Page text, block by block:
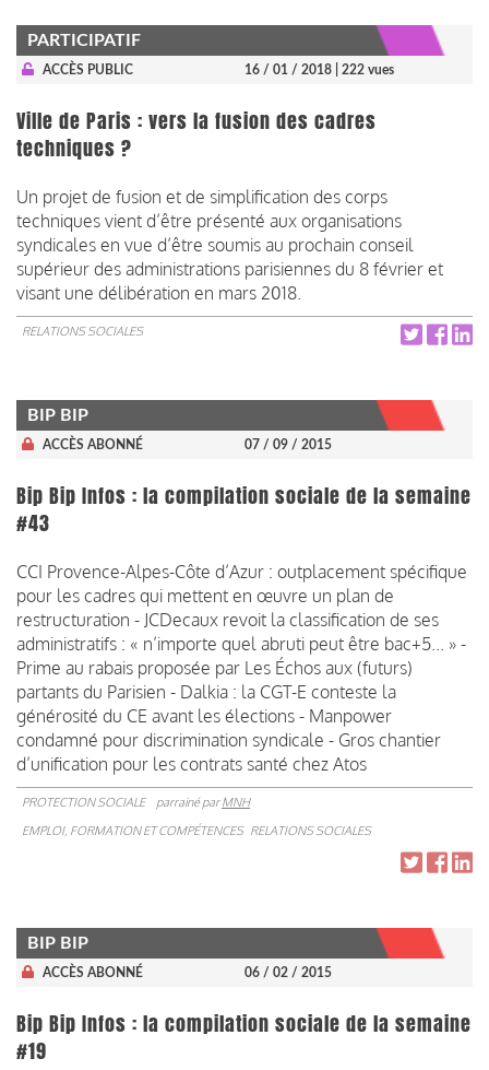
PARTICIPATIF
ACCÈS PUBLIC 16 / 01 / 2018 | 222 vues
Ville de Paris : vers la fusion des cadres
techniques ?
Un projet de fusion et de simplification des corps
techniques vient d’être présenté aux organisations
syndicales en vue d’être soumis au prochain conseil
supérieur des administrations parisiennes du 8 février et
visant une délibération en mars 2018.
RELATIONS SOCIALES
BIP BIP
ACCÈS ABONNÉ 07 / 09 / 2015
Bip Bip Infos : la compilation sociale de la semaine
#43
CCI Provence-Alpes-Côte d’Azur : outplacement spécifique
pour les cadres qui mettent en œuvre un plan de
restructuration - JCDecaux revoit la classification de ses
administratifs : « n’importe quel abruti peut être bac+5... » -
Prime au rabais proposée par Les Échos aux (futurs)
partants du Parisien - Dalkia : la CGT-E conteste la
générosité du CE avant les élections - Manpower
condamné pour discrimination syndicale - Gros chantier
d’unification pour les contrats santé chez Atos
PROTECTION SOCIALE parrainé parMNH
EMPLOI, FORMATION ET COMPÉTENCES RELATIONS SOCIALES
BIP BIP
ACCÈS ABONNÉ 06 / 02 / 2015
Bip Bip Infos : la compilation sociale de la semaine
#19